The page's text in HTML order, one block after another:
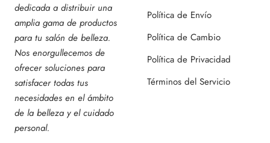
dedicada a distribuir una
amplia gama de productos
para tu salón de belleza.
Nos enorgullecemos de
ofrecer soluciones para
satisfacer todas tus
necesidades en el ámbito
de la belleza y el cuidado
personal.
Política de Envío
Política de Cambio
Política de Privacidad
Términos del Servicio